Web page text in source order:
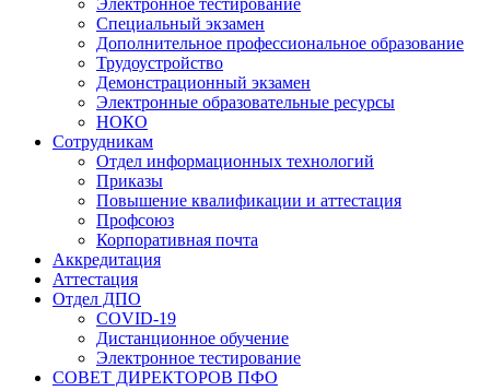
Электронное тестирование
Специальный экзамен
Дополнительное профессиональное образование
Трудоустройство
Демонстрационный экзамен
Электронные образовательные ресурсы
НОКО
Сотрудникам
Отдел информационных технологий
Приказы
Повышение квалификации и аттестация
Профсоюз
Корпоративная почта
Аккредитация
Аттестация
Отдел ДПО
COVID-19
Дистанционное обучение
Электронное тестирование
СОВЕТ ДИРЕКТОРОВ ПФО